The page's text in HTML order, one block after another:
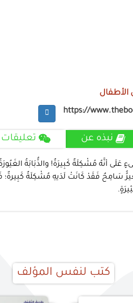
https://
نبذه عن تعليقات
مُشْكِلَةٌ كَبِيرَةٌ! والذُّبَابَةُ الغَيُورَةُ
سَامِحٌ فَقَدْ كَانَتْ لَدَيهِ مُشْكِلَةٌ
كتب لنفس المؤلف